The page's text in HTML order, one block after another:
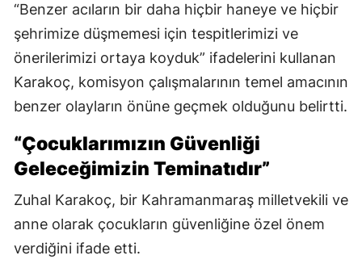
“Benzer acıların bir daha hiçbir haneye ve hiçbir
şehrimize düşmemesi için tespitlerimizi ve
önerilerimizi ortaya koyduk” ifadelerini kullanan
Karakoç, komisyon çalışmalarının temel amacının
benzer olayların önüne geçmek olduğunu belirtti.
“Çocuklarımızın Güvenliği
Geleceğimizin Teminatıdır”
Zuhal Karakoç, bir Kahramanmaraş milletvekili ve
anne olarak çocukların güvenliğine özel önem
verdiğini ifade etti.